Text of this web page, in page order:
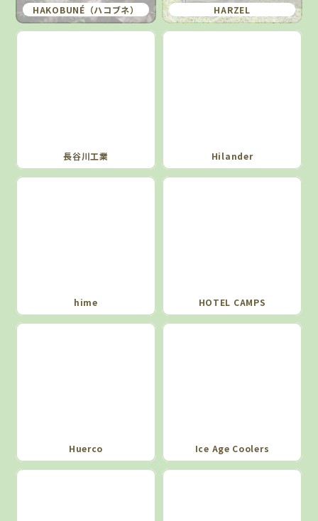
HAKOBUNÉ（ハコブネ） HARZEL
長谷川工業 Hilander
hime HOTEL CAMPS
Huerco Ice Age Coolers